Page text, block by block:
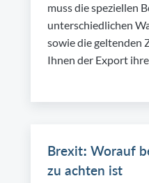
muss die speziellen
unterschiedlichen
sowie die geltenden
Ihnen der Export
Brexit: Worauf
zu achten ist